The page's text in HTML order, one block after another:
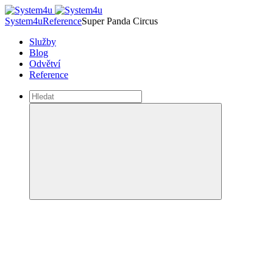
System4uReferenceSuper Panda Circus
Služby
Blog
Odvětví
Reference